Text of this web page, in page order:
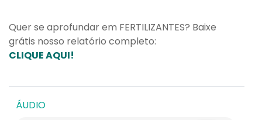
Quer se aprofundar em FERTILIZANTES? Baixe
grátis nosso relatório completo:
CLIQUE AQUI!
ÁUDIO